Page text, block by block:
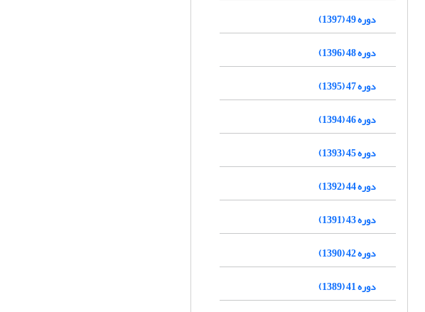
دوره 49 (1397)
دوره 48 (1396)
دوره 47 (1395)
دوره 46 (1394)
دوره 45 (1393)
دوره 44 (1392)
دوره 43 (1391)
دوره 42 (1390)
دوره 41 (1389)